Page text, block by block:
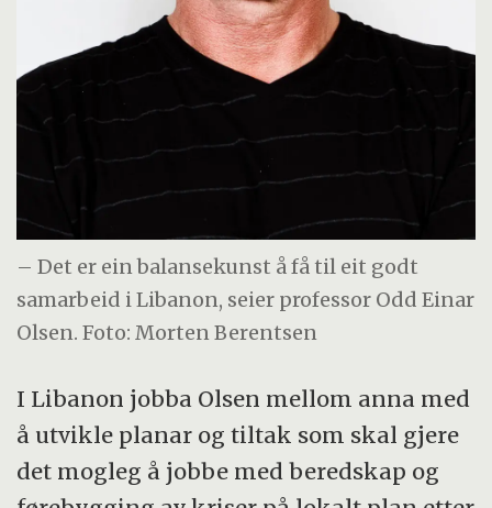
– Det er ein balansekunst å få til eit godt
samarbeid i Libanon, seier professor Odd Einar
Olsen. Foto: Morten Berentsen
I Libanon jobba Olsen mellom anna med
å utvikle planar og tiltak som skal gjere
det mogleg å jobbe med beredskap og